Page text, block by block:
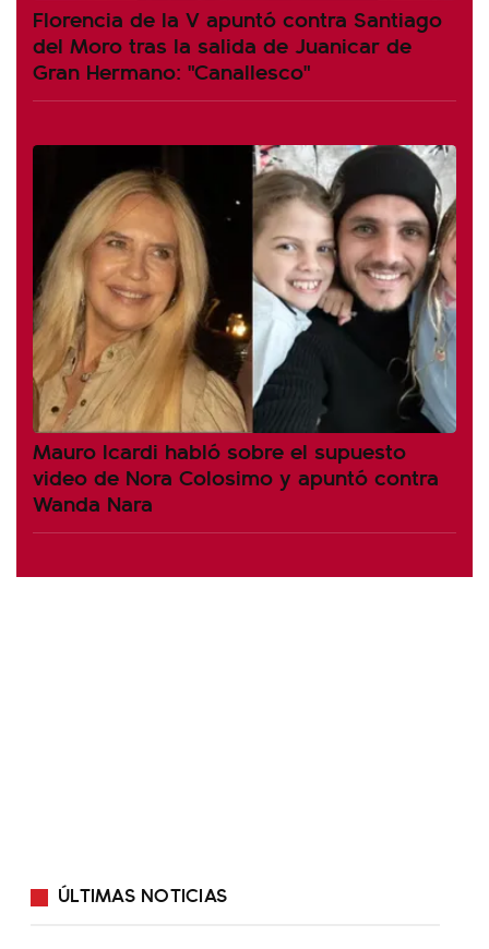
Florencia de la V apuntó contra Santiago
del Moro tras la salida de Juanicar de
Gran Hermano: "Canallesco"
Mauro Icardi habló sobre el supuesto
video de Nora Colosimo y apuntó contra
Wanda Nara
ÚLTIMAS NOTICIAS